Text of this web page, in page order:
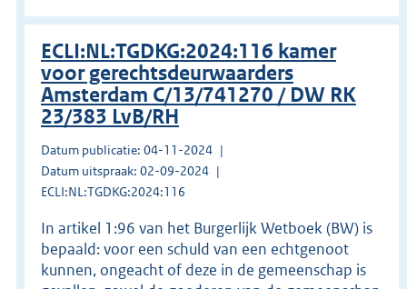
ECLI:NL:TGDKG:2024:116 kamer
voor gerechtsdeurwaarders
Amsterdam C/13/741270 / DW RK
23/383 LvB/RH
Datum publicatie: 04-11-2024
Datum uitspraak: 02-09-2024
ECLI:NL:TGDKG:2024:116
In artikel 1:96 van het Burgerlijk Wetboek (BW) is
bepaald: voor een schuld van een echtgenoot
kunnen, ongeacht of deze in de gemeenschap is